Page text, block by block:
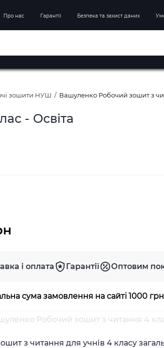
Про нас Гарантії Безпека та захист даних
зошити НУШ Вашуленко Робочий зошит з
- Освіта
і оплата Гарантії Оптовим
сума замовлення на сайті 1000 грн
Робочий зошит з читання 4
з читання для учнів 4 класу